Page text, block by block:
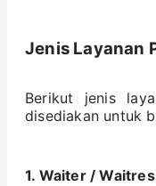
Jenis Layanan
Berikut jenis
disediakan untuk
1. Waiter /